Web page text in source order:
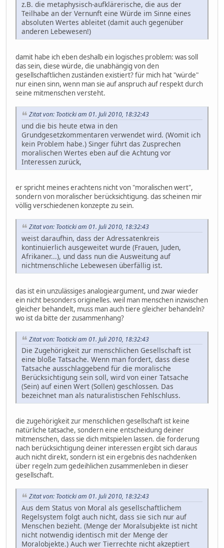
z.B. die metaphysisch-aufklärerische, die aus der
Teilhabe an der Vernunft eine Würde im Sinne eines
absoluten Wertes ableitet (damit auch gegenüber
anderen Lebewesen!)
damit habe ich eben deshalb ein logisches problem: was soll
das sein, diese würde, die unabhängig von den
gesellschaftlichen zuständen existiert? für mich hat "würde"
nur einen sinn, wenn man sie auf anspruch auf respekt durch
seine mitmenschen versteht.
Zitat von: Tooticki am 01. Juli 2010, 18:32:43
und die bis heute etwa in den
Grundgesetzkommentaren verwendet wird. (Womit ich
kein Problem habe.) Singer führt das Zusprechen
moralischen Wertes eben auf die Achtung vor
Interessen zurück,
er spricht meines erachtens nicht von "moralischen wert",
sondern von moralischer berücksichtigung. das scheinen mir
völlig verschiedenen konzepte zu sein.
Zitat von: Tooticki am 01. Juli 2010, 18:32:43
weist daraufhin, dass der Adressatenkreis
kontinuierlich ausgeweitet wurde (Frauen, Juden,
Afrikaner...), und dass nun die Ausweitung auf
nichtmenschliche Lebewesen überfällig ist.
das ist ein unzulässiges analogieargument, und zwar wieder
ein nicht besonders originelles. weil man menschen inzwischen
gleicher behandelt, muss man auch tiere gleicher behandeln?
wo ist da bitte der zusammenhang?
Zitat von: Tooticki am 01. Juli 2010, 18:32:43
Die Zugehörigkeit zur menschlichen Gesellschaft ist
eine bloße Tatsache. Wenn man fordert, dass diese
Tatsache ausschlaggebend für die moralische
Berücksichtigung sein soll, wird von einer Tatsache
(Sein) auf einen Wert (Sollen) geschlossen. Das
bezeichnet man als naturalistischen Fehlschluss.
die zugehörigkeit zur menschlichen gesellschaft ist keine
natürliche tatsache, sondern eine entscheidung deiner
mitmenschen, dass sie dich mitspielen lassen. die forderung
nach berücksichtigung deiner interessen ergibt sich daraus
auch nicht direkt, sondern ist ein ergebnis des nachdenken
über regeln zum gedeihlichen zusammenleben in dieser
gesellschaft.
Zitat von: Tooticki am 01. Juli 2010, 18:32:43
Aus dem Status von Moral als gesellschaftlichem
Regelsystem folgt auch nicht, dass sie sich nur auf
Menschen bezieht. (Menge der Moralsubjekte ist nicht
nicht notwendig identisch mit der Menge der
Moralobjekte.) Auch wer Tierrechte nicht akzeptiert